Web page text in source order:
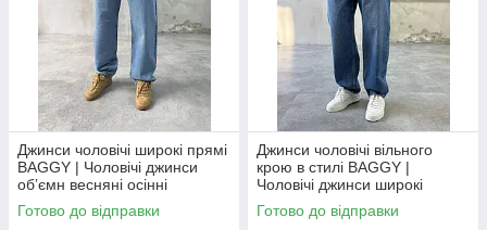
Джинси чоловічі широкі прямі
BAGGY | Чоловічі джинси
обʼємн весняні осінні
Туреччина
Готово до відправки
Джинси чоловічі вільного
крою в стилі BAGGY |
Чоловічі джинси широкі
весняні осінні Баггі
Готово до відправки